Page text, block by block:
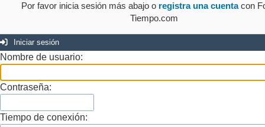
Por favor inicia sesión más abajo o registra una cuentacon
Tiempo.com
Iniciar sesión
Nombre de usuario:
Contraseña:
Tiempo de conexión: